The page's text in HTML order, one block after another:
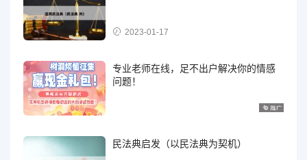
2023-01-17
专业老师在线，足不出户解决你的情感
问题！
民法典启发（以民法典为契机）